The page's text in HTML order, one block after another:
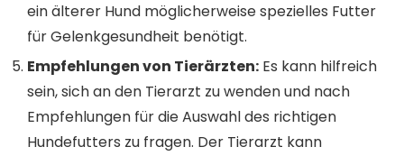
ein älterer Hund möglicherweise spezielles Futter
für Gelenkgesundheit benötigt.
Empfehlungen von Tierärzten: Es kann hilfreich
sein, sich an den Tierarzt zu wenden und nach
Empfehlungen für die Auswahl des richtigen
Hundefutters zu fragen. Der Tierarzt kann